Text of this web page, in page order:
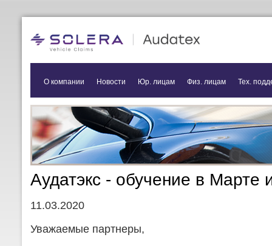
О компании Новости Юр. лицам Физ. лицам Тех.
Аудатэкс - обучение в Марте
11.03.2020
Уважаемые партнеры,